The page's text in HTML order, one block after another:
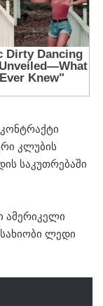
კლუბის
საკუთრებაში
ამერიკელი
ლედი